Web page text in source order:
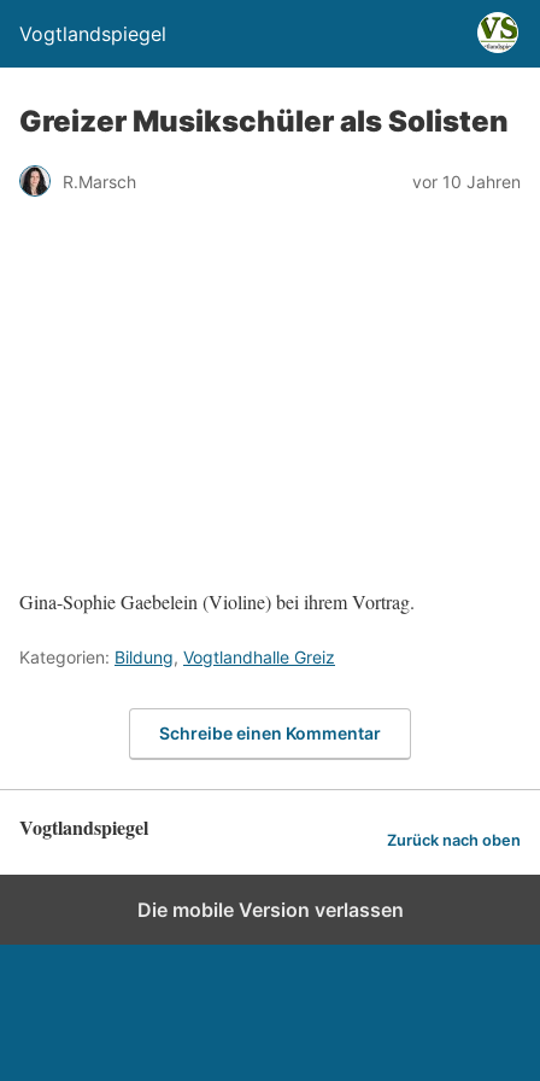
Vogtlandspiegel
Greizer Musikschüler als Solisten
R.Marsch vor 10 Jahren
Gina-Sophie Gaebelein (Violine) bei ihrem Vortrag.
Kategorien: Bildung, Vogtlandhalle Greiz
Schreibe einen Kommentar
Vogtlandspiegel Zurück nach oben
Die mobile Version verlassen